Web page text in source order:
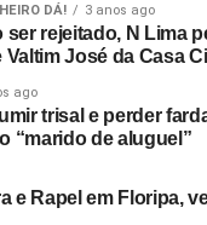
DÁ! 3 anos ago
rejeitado, N Lima
José da Casa
ago
trisal e perder
“marido de aluguel”
e Rapel em Floripa,